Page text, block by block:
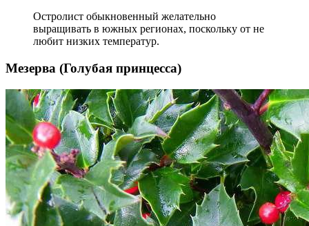
Остролист обыкновенный желательно
выращивать в южных регионах, поскольку от не
любит низких температур.
Мезерва (Голубая принцесса)